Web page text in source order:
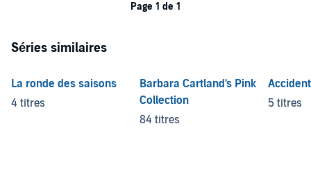
Page 1 de 1
Séries similaires
La ronde des saisons
4 titres
Barbara Cartland's Pink
Collection
84 titres
5 titres